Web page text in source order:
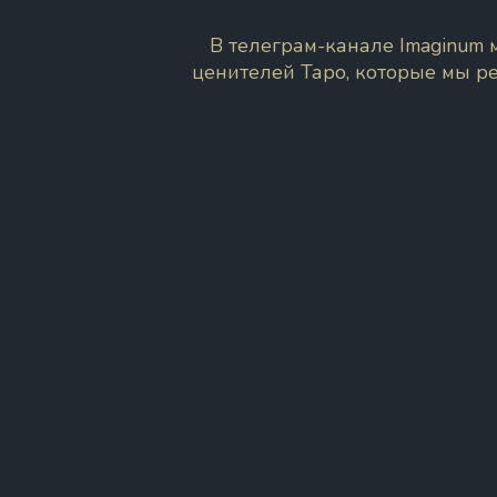
В телеграм-канале
ценителей Таро, которые мы